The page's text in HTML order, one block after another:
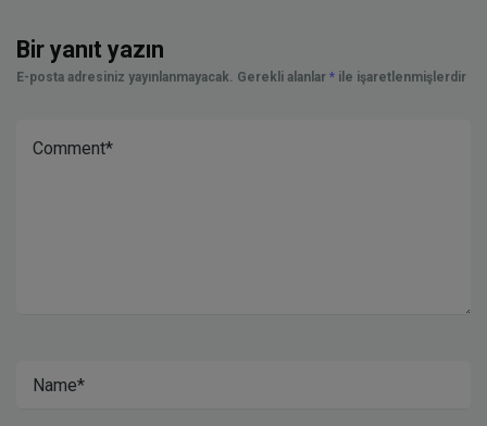
Bir yanıt yazın
E-posta adresiniz yayınlanmayacak. Gerekli alanlar * ile işaretlenmişlerdir